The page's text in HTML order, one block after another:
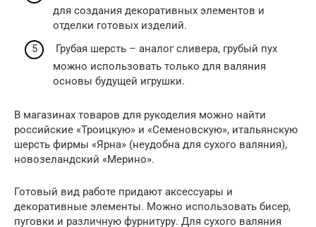
для создания декоративных элементов и
отделки готовых изделий.
Грубая шерсть – аналог сливера, грубый пух
можно использовать только для валяния
основы будущей игрушки.
В магазинах товаров для рукоделия можно найти
российские «Троицкую» и «Семеновскую», итальянскую
шерсть фирмы «Ярна» (неудобна для сухого валяния),
новозеландский «Мерино».
Готовый вид работе придают аксессуары и
декоративные элементы. Можно использовать бисер,
пуговки и различную фурнитуру. Для сухого валяния